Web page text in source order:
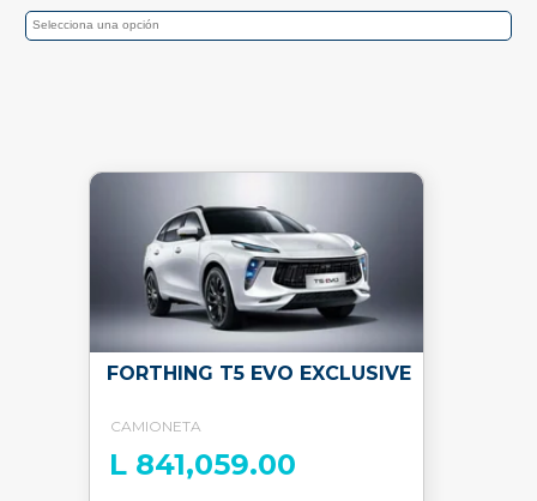
FORTHING T5 EVO EXCLUSIVE
CAMIONETA
L 841,059.00